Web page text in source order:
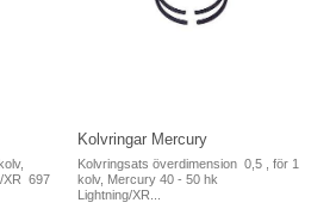
XR 697
Kolvringar Mercury
Kolvringsats överdimension 0,5 , för 1
kolv, Mercury 40 - 50 hk
Lightning/XR...